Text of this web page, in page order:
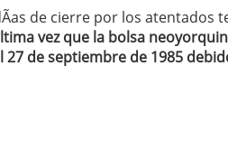
de cierre por los atentados
vez que la bolsa
27 de septiembre de 1985